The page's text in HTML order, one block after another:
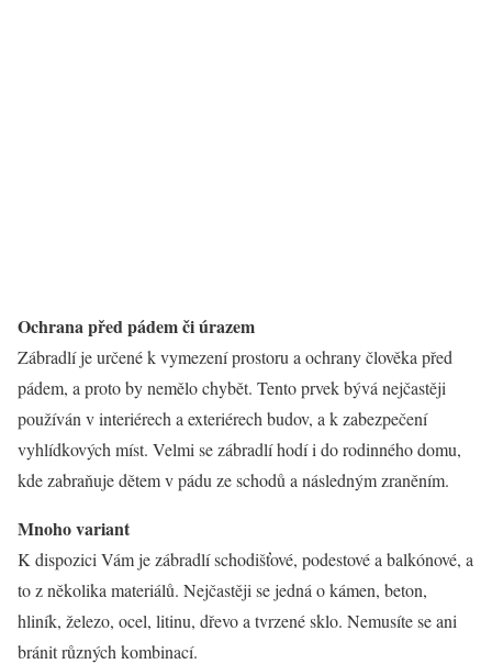
Ochrana před pádem či úrazem
Zábradlí je určené k vymezení prostoru a ochrany člověka před
pádem, a proto by nemělo chybět. Tento prvek bývá nejčastěji
používán v interiérech a exteriérech budov, a k zabezpečení
vyhlídkových míst. Velmi se zábradlí hodí i do rodinného domu,
kde zabraňuje dětem v pádu ze schodů a následným zraněním.
Mnoho variant
K dispozici Vám je zábradlí schodišťové, podestové a balkónové, a
to z několika materiálů. Nejčastěji se jedná o kámen, beton,
hliník, železo, ocel, litinu, dřevo a tvrzené sklo. Nemusíte se ani
bránit různých kombinací.